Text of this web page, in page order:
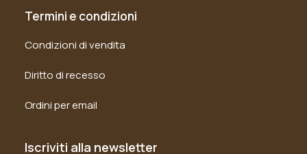
Termini e condizioni
Condizioni di vendita
Diritto di recesso
Ordini per email
Iscriviti alla newsletter